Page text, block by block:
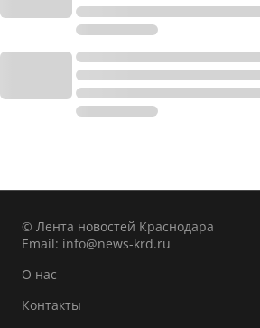
© Лента новостей Краснодара
Email: info@news-krd.ru
О нас
Контакты